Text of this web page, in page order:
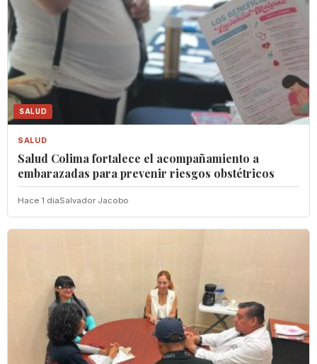
SALUD
SALUD
Salud Colima fortalece el acompañamiento a
embarazadas para prevenir riesgos obstétricos
Hace 1 diaSalvador Jacobo